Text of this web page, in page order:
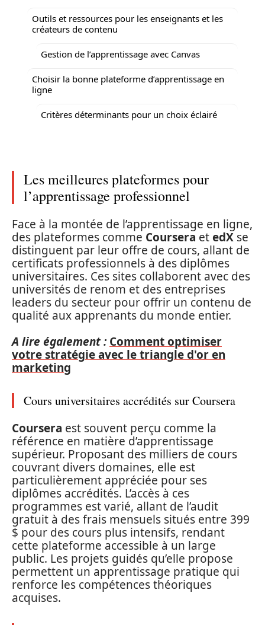
Outils et ressources pour les enseignants et les
créateurs de contenu
Gestion de l’apprentissage avec Canvas
Choisir la bonne plateforme d’apprentissage en
ligne
Critères déterminants pour un choix éclairé
Les meilleures plateformes pour
l’apprentissage professionnel
Face à la montée de l’apprentissage en ligne,
des plateformes comme Coursera etedX se
distinguent par leur offre de cours, allant de
certificats professionnels à des diplômes
universitaires. Ces sites collaborent avec des
universités de renom et des entreprises
leaders du secteur pour offrir un contenu de
qualité aux apprenants du monde entier.
A lire également : Comment optimiser
votre stratégie avec le triangle d'or en
marketing
Cours universitaires accrédités sur Coursera
Coursera est souvent perçu comme la
référence en matière d’apprentissage
supérieur. Proposant des milliers de cours
couvrant divers domaines, elle est
particulièrement appréciée pour ses
diplômes accrédités. L’accès à ces
programmes est varié, allant de l’audit
gratuit à des frais mensuels situés entre 399
$ pour des cours plus intensifs, rendant
cette plateforme accessible à un large
public. Les projets guidés qu’elle propose
permettent un apprentissage pratique qui
renforce les compétences théoriques
acquises.